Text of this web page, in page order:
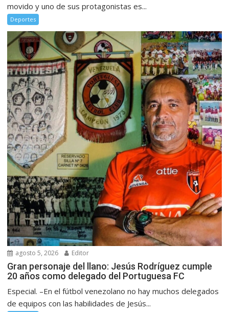
movido y uno de sus protagonistas es...
Deportes
agosto 5, 2026 Editor
Gran personaje del llano: Jesús Rodríguez cumple
20 años como delegado del Portuguesa FC
Especial. –En el fútbol venezolano no hay muchos delegados
de equipos con las habilidades de Jesús...